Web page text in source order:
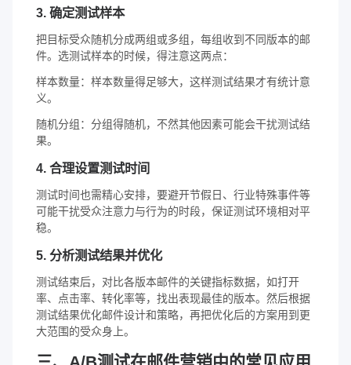
3. 确定测试样本
把目标受众随机分成两组或多组，每组收到不同版本的邮
件。选测试样本的时候，得注意这两点：
样本数量：样本数量得足够大，这样测试结果才有统计意
义。
随机分组：分组得随机，不然其他因素可能会干扰测试结
果。
4. 合理设置测试时间
测试时间也需精心安排，要避开节假日、行业特殊事件等
可能干扰受众注意力与行为的时段，保证测试环境相对平
稳。
5. 分析测试结果并优化
测试结束后，对比各版本邮件的关键指标数据，如打开
率、点击率、转化率等，找出表现最佳的版本。然后根据
测试结果优化邮件设计和策略，再把优化后的方案用到更
大范围的受众身上。
三、A/B测试在邮件营销中的常见应用